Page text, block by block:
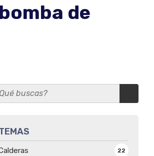
de
22